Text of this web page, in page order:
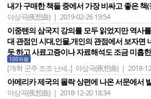
내가 구매한 책들 중에서 가장 비싸고 좋은 책
야상곡(夜想曲) | 2019-02-26 19:54
이중텐의 삼국지 강의를 모두 읽었지만 역사
대 관점인 시대,인물,개인의 관점에서 보자면
듯 하고 사료고증이나 자료해석도 조금 미흡
100자평
[개혁 군주 조조 난세..] 야상곡(夜想曲) | 2018-
아메리카 제국의 몰락 상편에 나온 서문에서
야상곡(夜想曲) | 2018-12-20 18:34